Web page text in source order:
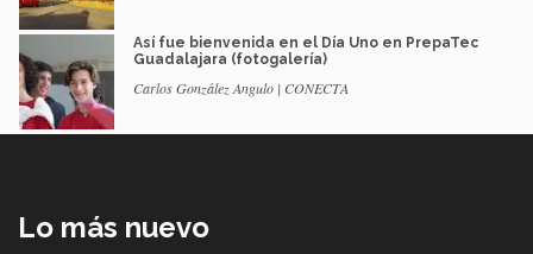
Así fue bienvenida en el Día Uno en PrepaTec
Guadalajara (fotogalería)
Carlos González Angulo | CONECTA
Lo más nuevo